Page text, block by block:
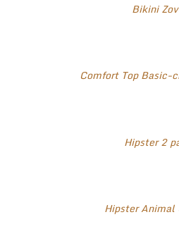
Bikini
Comfort Top Basic-
Hipster 2
Hipster